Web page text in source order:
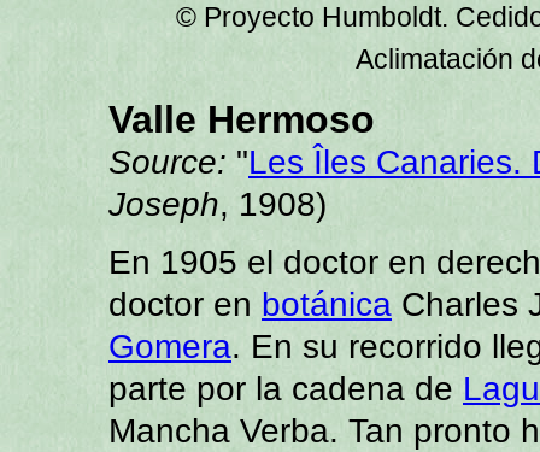
© Proyecto Humboldt.
Aclimatación
Valle Hermoso
Source: "Les Îles Canaries.
Joseph, 1908)
En 1905 el doctor en
doctor en botánica Charles
Gomera. En su recorrido
parte por la cadena de
Mancha Verba. Tan pronto